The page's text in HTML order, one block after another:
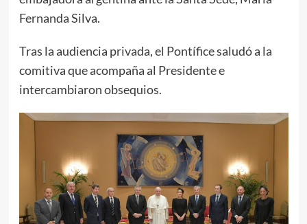
Fernanda Silva.
Tras la audiencia privada, el Pontífice saludó a la
comitiva que acompaña al Presidente e
intercambiaron obsequios.